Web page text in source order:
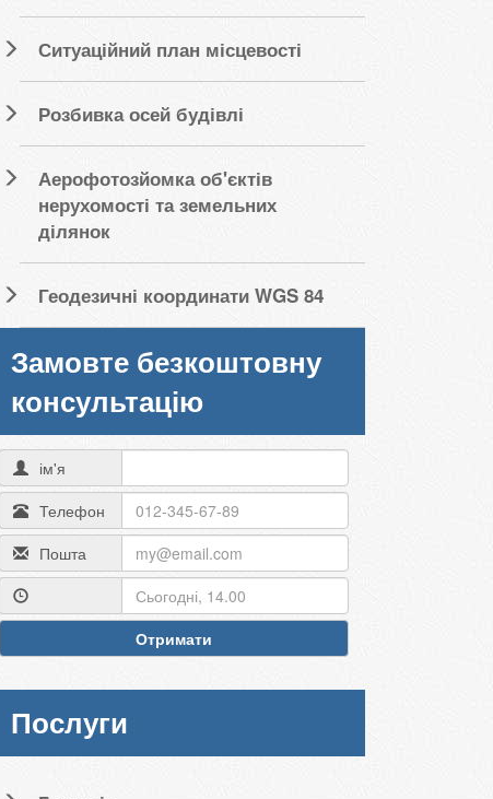
Ситуаційний план місцевості
Розбивка осей будівлі
Аерофотозйомка об'єктів
нерухомості та земельних
ділянок
Геодезичні координати WGS 84
Замовте безкоштовну
консультацію
ім'я
Телефон
Пошта
Отримати
Послуги